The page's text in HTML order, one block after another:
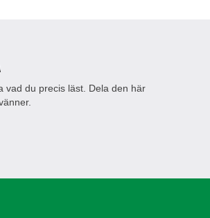
vad du precis läst. Dela den här